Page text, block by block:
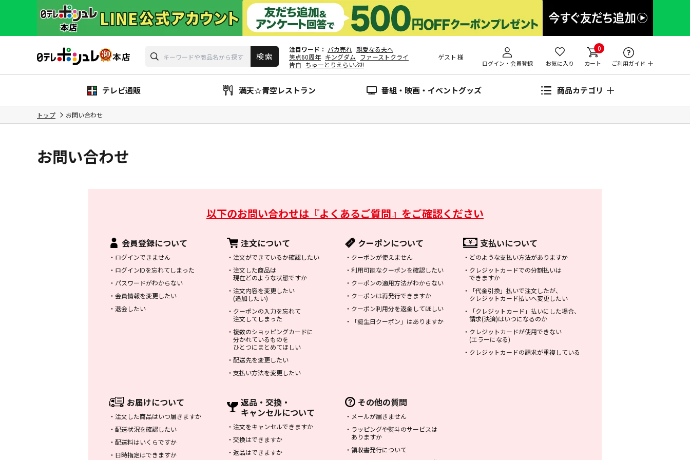
注目ワード バカ売れ 親愛なる夫へ
笑点60周年 キングダム ファーストクライ
告白 ちゅーとりえらいぶ!!
ゲスト 様
ログイン・会員登録 お気に入り
0
カート ご利用ガイド
テレビ通販 満天☆青空レストラン 番組・映画・イベントグッズ 商品カテゴリ
トップ お問い合わせ
お問い合わせ
以下のお問い合わせは 『よくあるご質問』をご確認ください
会員登録について
・ ログインできません
・ ログインIDを忘れてしまった
・ パスワードがわからない
・ 会員情報を変更したい
・ 退会したい
注文について
・ 注文ができているか確認したい
・ 注文した商品は
現在どのような状態ですか
・ 注文内容を変更したい
(追加したい)
・ クーポンの入力を忘れて
注文してしまった
・ 複数のショッピングカードに
分かれているものを
ひとつにまとめてほしい
・ 配送先を変更したい
・ 支払い方法を変更したい
クーポンについて
・ クーポンが使えません
・ 利用可能なクーポンを確認したい
・ クーポンの適用方法がわからない
・ クーポンは再発行できますか
・ クーポン利用分を返金してほしい
・
「誕生日クーポン」はありますか
支払いについて
・ どのような支払い方法がありますか
・ クレジットカードでの分割払いは
できますか
・
「代金引換」払いで注文したが、
クレジットカード払いへ変更したい
・
「クレジットカード」払いにした場合、
請求(決済)はいつになるのか
・ クレジットカードが使用できない
(エラーになる)
・ クレジットカードの請求が重複している
お届けについて
・ 注文した商品はいつ届きますか
・ 配送状況を確認したい
・ 配送料はいくらですか
・ 日時指定はできますか
返品・交換・
キャンセルについて
・ 注文をキャンセルできますか
・ 交換はできますか
・ 返品はできますか
その他の質問
・ メールが届きません
・ ラッピングや熨斗のサービスは
ありますか
・ 領収書発行について